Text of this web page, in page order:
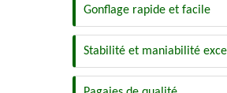
Gonflage rapide et facile
Stabilité et maniabilité